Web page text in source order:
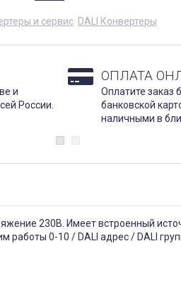
и сервис DALI Конвертеры
и
России.
ОПЛАТА
Оплатите заказ
банковской
наличными в
230В. Имеет встроенный
работы 0-10 / DALI адрес / DALI